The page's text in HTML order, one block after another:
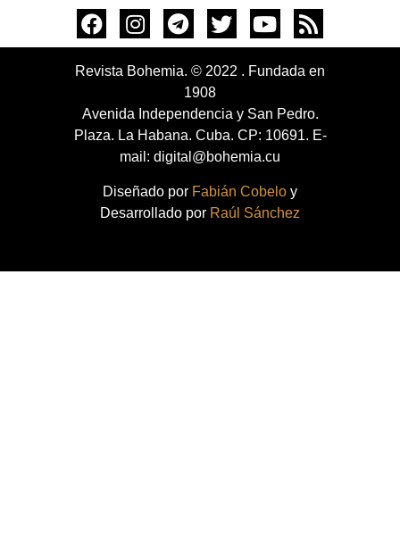
Revista Bohemia. © 2022 . Fundada en
1908
Avenida Independencia y San Pedro.
Plaza. La Habana. Cuba. CP: 10691. E-
mail: digital@bohemia.cu
Diseñado por Fabián Cobelo y
Desarrollado por Raúl Sánchez